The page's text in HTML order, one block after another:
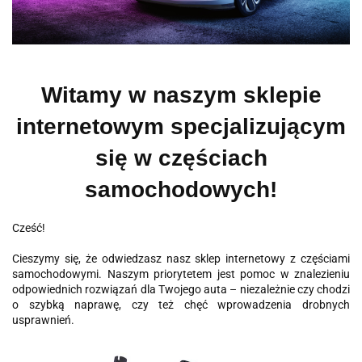
Witamy w naszym sklepie
internetowym specjalizującym
się w częściach
samochodowych!
Cześć!
Cieszymy się, że odwiedzasz nasz sklep internetowy z częściami
samochodowymi. Naszym priorytetem jest pomoc w znalezieniu
odpowiednich rozwiązań dla Twojego auta – niezależnie czy chodzi
o szybką naprawę, czy też chęć wprowadzenia drobnych
usprawnień.